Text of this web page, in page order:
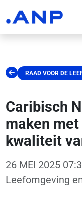
RAAD VOOR DE
Caribisch
maken
kwaliteit
26 MEI 2025
Leefomgeving